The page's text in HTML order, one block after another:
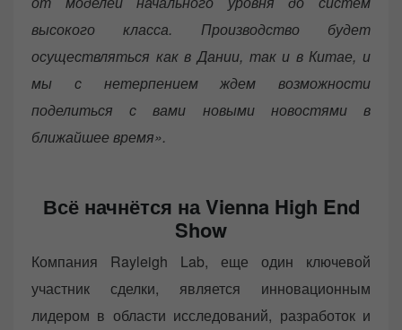
высокого класса. Производство будет
осуществляться как в Дании, так и в Китае, и
мы с нетерпением ждем возможности
поделиться с вами новыми новостями в
ближайшее время».
Всё начнётся на Vienna High End
Show
Компания Rayleigh Lab, еще один ключевой
участник сделки, является инновационным
лидером в области исследований, разработок и